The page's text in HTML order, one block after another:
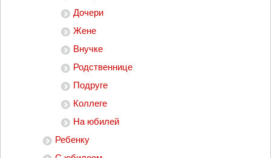
Дочери
Жене
Внучке
Родственнице
Подруге
Коллеге
На юбилей
Ребенку